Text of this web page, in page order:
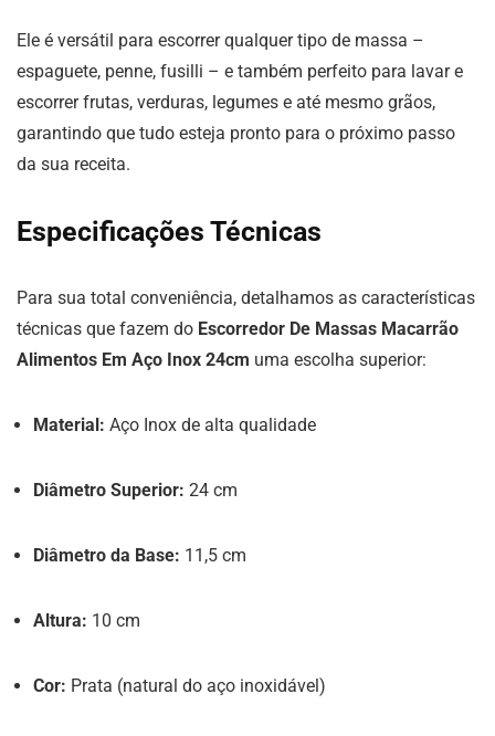
Ele é versátil para escorrer qualquer tipo de massa –
espaguete, penne, fusilli – e também perfeito para lavar e
escorrer frutas, verduras, legumes e até mesmo grãos,
garantindo que tudo esteja pronto para o próximo passo
da sua receita.
Especificações Técnicas
Para sua total conveniência, detalhamos as características
técnicas que fazem do Escorredor De Massas Macarrão
Alimentos Em Aço Inox 24cm uma escolha superior:
Material: Aço Inox de alta qualidade
Diâmetro Superior: 24 cm
Diâmetro da Base: 11,5 cm
Altura: 10 cm
Cor: Prata (natural do aço inoxidável)